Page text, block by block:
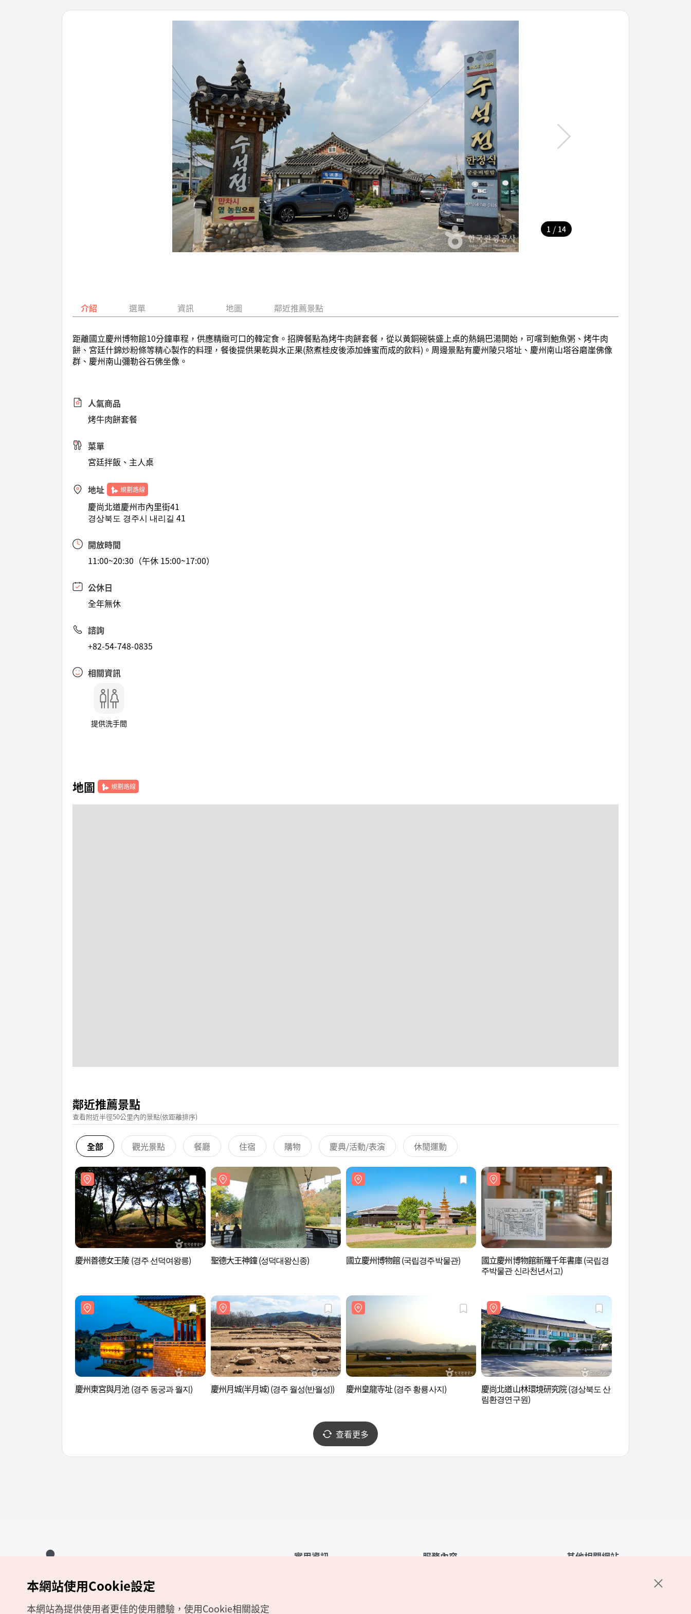
1 / 14
介紹 選單 資訊 地圖 鄰近推薦景點
距離國立慶州博物館10分鐘車程，供應精緻可口的韓定食。招牌餐點為烤牛肉餅套餐，從以黃銅碗裝盛上桌的熱鍋巴湯開始，可嚐到鮑魚粥、烤牛肉
餅、宮廷什錦炒粉條等精心製作的料理，餐後提供果乾與水正果(熬煮桂皮後添加蜂蜜而成的飲料)。周邊景點有慶州陵只塔址、慶州南山塔谷磨崖佛像
群、慶州南山彌勒谷石佛坐像。
人氣商品
烤牛肉餅套餐
菜單
宮廷拌飯、主人桌
地址 規劃路線
慶尚北道慶州市內里街41
경상북도 경주시 내리길 41
開放時間
11:00~20:30（午休 15:00~17:00）
公休日
全年無休
諮詢
+82-54-748-0835
相關資訊
提供洗手間
地圖 規劃路線
鄰近推薦景點
查看附近半徑50公里內的景點(依距離排序)
全部 觀光景點 餐廳 住宿 購物 慶典/活動/表演 休閒運動
慶州善德女王陵 (경주 선덕여왕릉) 聖德大王神鐘 (성덕대왕신종) 國立慶州博物館 (국립경주박물관)
國立慶州博物館新羅千年書庫 (국립경
주박물관 신라천년서고)
慶州東宮與月池 (경주 동궁과 월지) 慶州月城(半月城) (경주 월성(반월성)) 慶州皇龍寺址 (경주 황룡사지)
慶尚北道山林環境研究院 (경상북도 산
림환경연구원)
查看更多
實用資訊 服務內容 其他相關網站
Copyrights (c) 韓國觀光公社版權所有
如有相關疑問或建議，歡迎來信至官方信箱
本網站使用Cookie設定
本網站為提供使用者更佳的使用體驗，使用Cookie相關設定